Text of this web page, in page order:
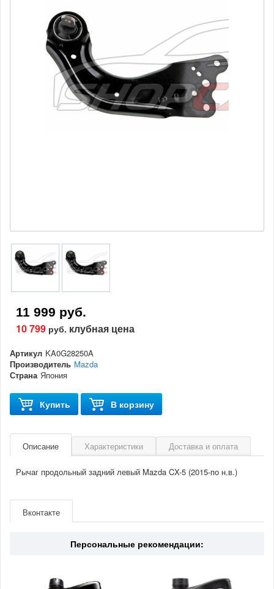
11 999 руб.
10 799 руб. клубная цена
Артикул KA0G28250A
Производитель Mazda
Страна Япония
Купить В корзину
Описание Характеристики Доставка и оплата
Рычаг продольный задний левый Mazda CX-5 (2015-по н.в.)
Страна Япония
Вконтакте
Персональные рекомендации: